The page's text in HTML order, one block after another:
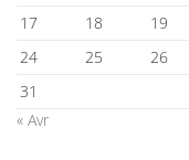
17
18 19
24
25 26
31
« Avr